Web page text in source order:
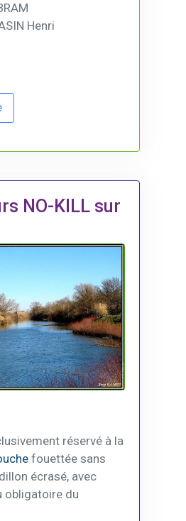
Henri
NO-KILL sur
réservé à la
fouettée sans
écrasé, avec
obligatoire du